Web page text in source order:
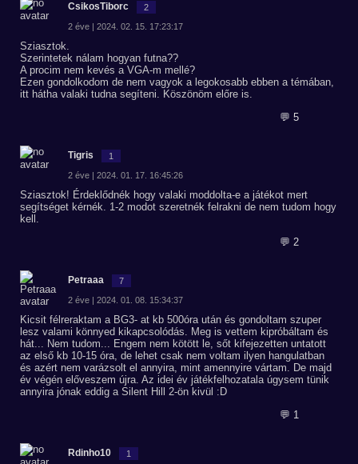
CsikosTiborc 2
2 éve | 2024. 02. 15. 17:23:17
Sziasztok.
Szerintetek nálam hogyan futna??
A procim nem kevés a VGA-m mellé?
Ezen gondolkodom de nem vagyok a legokosabb ebben a témában,
itt hátha valaki tudna segíteni. Köszönöm előre is.
💬 5
Tigris 1
2 éve | 2024. 01. 17. 16:45:26
Sziasztok! Érdeklődnék hogy valaki moddolta-e a játékot mert
segítséget kérnék. 1-2 modot szeretnék felrakni de nem tudom hogy
kell.
💬 2
Petraaa 7
2 éve | 2024. 01. 08. 15:34:37
Kicsit félreraktam a BG3- at kb 500óra után és gondoltam szuper
lesz valami könnyed kikapcsolódás. Meg is vettem kipróbáltam és
hát... Nem tudom... Engem nem kötött le, sőt kifejezetten untatott
az első kb 10-15 óra, de lehet csak nem voltam ilyen hangulatban
és azért nem varázsolt el annyira, mint amennyire vártam. De majd
év végén előveszem újra. Az idei év játékfelhozatala úgysem tünik
annyira jónak eddig a Silent Hill 2-ön kivül :D
💬 1
Rdinho10 1